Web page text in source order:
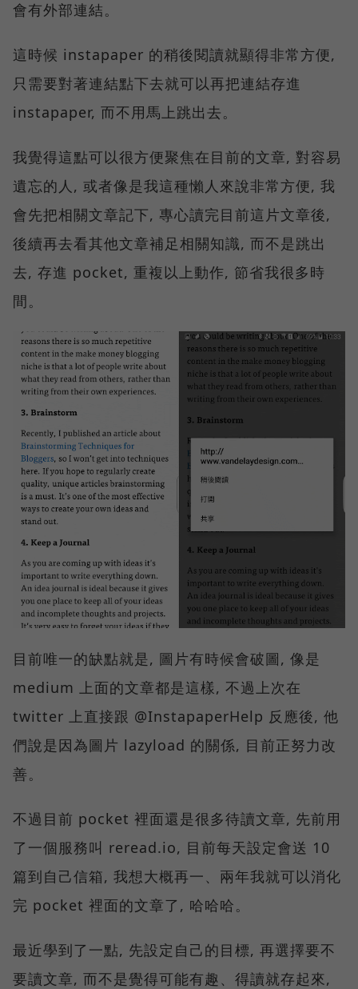
會有外部連結。
這時候 instapaper 的稍後閱讀就顯得非常方便,
只需要對著連結點下去就可以再把連結存進
instapaper, 而不用馬上跳出去。
我覺得這點可以很方便聚焦在目前的文章, 對容易
遺忘的人, 或者像是我這種懶人來說非常方便, 我
會先把相關文章記下, 專心讀完目前這片文章後,
後續再去看其他文章補足相關知識, 而不是跳出
去, 存進 pocket, 重複以上動作, 節省我很多時
間。
目前唯一的缺點就是, 圖片有時候會破圖, 像是
medium 上面的文章都是這樣, 不過上次在
twitter 上直接跟 @InstapaperHelp 反應後, 他
們說是因為圖片 lazyload 的關係, 目前正努力改
善。
不過目前 pocket 裡面還是很多待讀文章, 先前用
了一個服務叫 reread.io, 目前每天設定會送 10
篇到自己信箱, 我想大概再一、兩年我就可以消化
完 pocket 裡面的文章了, 哈哈哈。
最近學到了一點, 先設定自己的目標, 再選擇要不
要讀文章, 而不是覺得可能有趣、得讀就存起來,